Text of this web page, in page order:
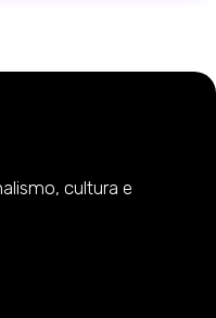
cultura e